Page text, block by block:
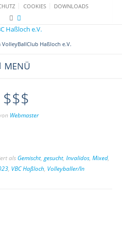
COOKIES DOWNLOADS
Haßloch e.V.
MENÜ
Webmaster
alsGemischt, gesucht, Invalidos, Mixed,
, VBC Haßloch, Volleyballer/In